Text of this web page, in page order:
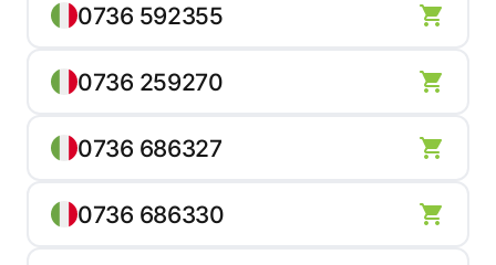
0736 592355
0736 259270
0736 686327
0736 686330